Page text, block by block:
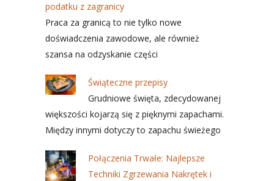
podatku z zagranicy
Praca za granicą to nie tylko nowe
doświadczenia zawodowe, ale również
szansa na odzyskanie części
Świąteczne przepisy
Grudniowe święta, zdecydowanej
większości kojarzą się z pięknymi zapachami.
Między innymi dotyczy to zapachu świeżego
Połączenia Trwałe: Najlepsze
Techniki Zgrzewania Nakrętek i